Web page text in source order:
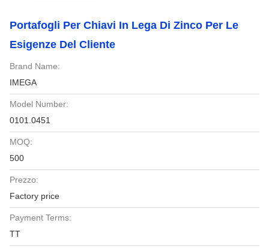
Portafogli Per Chiavi In Lega Di Zinco Per Le
Esigenze Del Cliente
Brand Name:
IMEGA
Model Number:
0101.0451
MOQ:
500
Prezzo:
Factory price
Payment Terms:
TT